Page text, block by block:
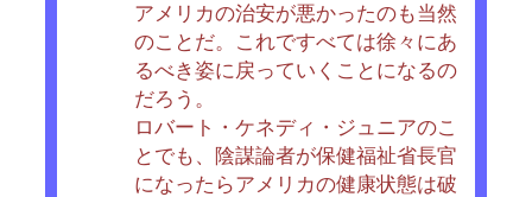
アメリカの治安が悪かったのも当然
のことだ。これですべては徐々にあ
るべき姿に戻っていくことになるの
だろう。
ロバート・ケネディ・ジュニアのこ
とでも、陰謀論者が保健福祉省長官
になったらアメリカの健康状態は破